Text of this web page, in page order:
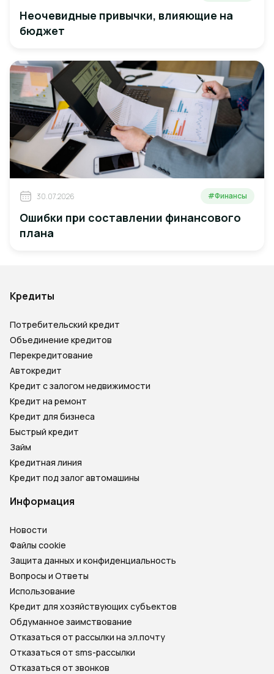
Неочевидные привычки, влияющие на
бюджет
30.07.2026 #Финансы
Ошибки при составлении финансового
плана
Кредиты
Потребительский кредит
Объединение кредитов
Перекредитование
Автокредит
Кредит с залогом недвижимости
Кредит на ремонт
Кредит для бизнеса
Быстрый кредит
Займ
Кредитная линия
Кредит под залог автомашины
Информация
Новости
Файлы cookie
Защита данных и конфиденциальность
Вопросы и Ответы
Использование
Кредит для хозяйствующих субъектов
Обдуманное заимствование
Отказаться от рассылки на эл.почту
Отказаться от sms-рассылки
Отказаться от звонков